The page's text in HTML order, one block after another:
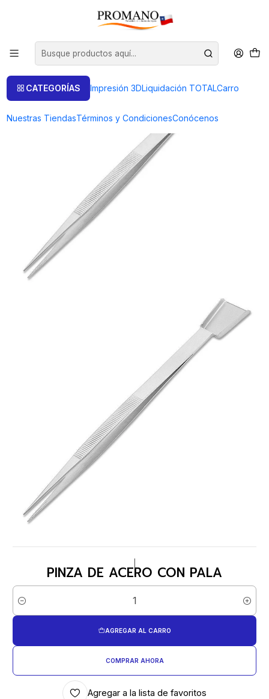
CATEGORÍAS Impresión 3DLiquidación TOTALCarro
Nuestras TiendasTérminos y CondicionesConócenos
Herramientas Pinzas PINZA DE ACERO CON PALA
PINZA DE ACERO CON PALA
Cantidad
AGREGAR AL CARRO
COMPRAR AHORA
Agregar a la lista de favoritos